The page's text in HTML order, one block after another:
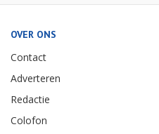
OVER ONS
Contact
Adverteren
Redactie
Colofon